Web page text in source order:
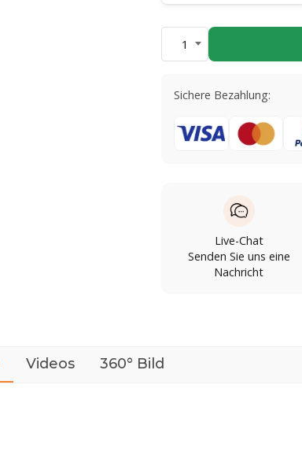
1
Sichere Bezahlung:
Live-Chat
Senden Sie uns eine
Nachricht
Videos 360° Bild